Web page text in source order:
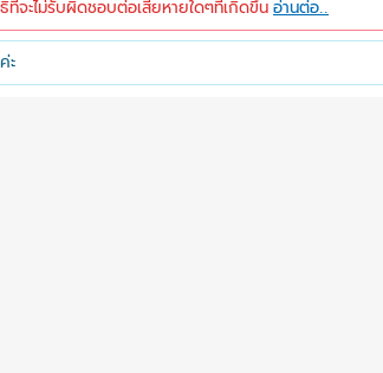
จะไม่รับผิดชอบต่อเสียหายใดๆที่เกิดขึ้น อ่านต่อ..
ะ